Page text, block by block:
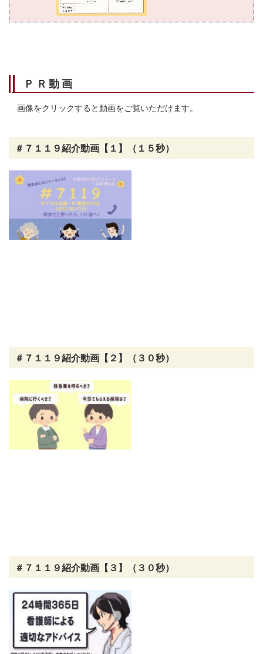
ＰＲ動画
画像をクリックすると動画をご覧いただけます。
＃７１１９紹介動画【１】（１５秒）
＃７１１９紹介動画【２】（３０秒）
＃７１１９紹介動画【３】（３０秒）